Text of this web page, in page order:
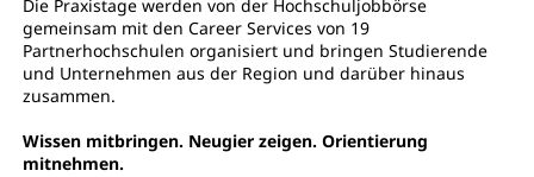
Die Praxistage werden von der Hochschuljobbörse
gemeinsam mit den Career Services von 19
Partnerhochschulen organisiert und bringen Studierende
und Unternehmen aus der Region und darüber hinaus
zusammen.
Wissen mitbringen. Neugier zeigen. Orientierung
mitnehmen.